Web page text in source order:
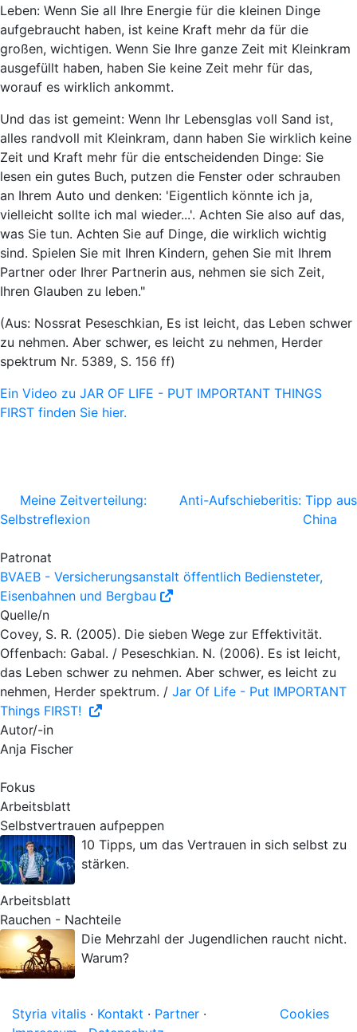
Leben: Wenn Sie all Ihre Energie für die kleinen Dinge
aufgebraucht haben, ist keine Kraft mehr da für die
großen, wichtigen. Wenn Sie Ihre ganze Zeit mit Kleinkram
ausgefüllt haben, haben Sie keine Zeit mehr für das,
worauf es wirklich ankommt.
Und das ist gemeint: Wenn Ihr Lebensglas voll Sand ist,
alles randvoll mit Kleinkram, dann haben Sie wirklich keine
Zeit und Kraft mehr für die entscheidenden Dinge: Sie
lesen ein gutes Buch, putzen die Fenster oder schrauben
an Ihrem Auto und denken: 'Eigentlich könnte ich ja,
vielleicht sollte ich mal wieder...'. Achten Sie also auf das,
was Sie tun. Achten Sie auf Dinge, die wirklich wichtig
sind. Spielen Sie mit Ihren Kindern, gehen Sie mit Ihrem
Partner oder Ihrer Partnerin aus, nehmen sie sich Zeit,
Ihren Glauben zu leben."
(Aus: Nossrat Peseschkian, Es ist leicht, das Leben schwer
zu nehmen. Aber schwer, es leicht zu nehmen, Herder
spektrum Nr. 5389, S. 156 ff)
Ein Video zu JAR OF LIFE - PUT IMPORTANT THINGS
FIRST finden Sie hier.
Meine Zeitverteilung:
Selbstreflexion
Anti-Aufschieberitis: Tipp aus
China
Patronat
BVAEB - Versicherungsanstalt öffentlich Bediensteter,
Eisenbahnen und Bergbau
Quelle/n
Covey, S. R. (2005). Die sieben Wege zur Effektivität.
Offenbach: Gabal. / Peseschkian. N. (2006). Es ist leicht,
das Leben schwer zu nehmen. Aber schwer, es leicht zu
nehmen, Herder spektrum. / Jar Of Life - Put IMPORTANT
Things FIRST!
Autor/-in
Anja Fischer
Fokus
Arbeitsblatt
Selbstvertrauen aufpeppen
10 Tipps, um das Vertrauen in sich selbst zu
stärken.
Arbeitsblatt
Rauchen - Nachteile
Die Mehrzahl der Jugendlichen raucht nicht.
Warum?
Styria vitalis · Kontakt · Partner ·
Cookies